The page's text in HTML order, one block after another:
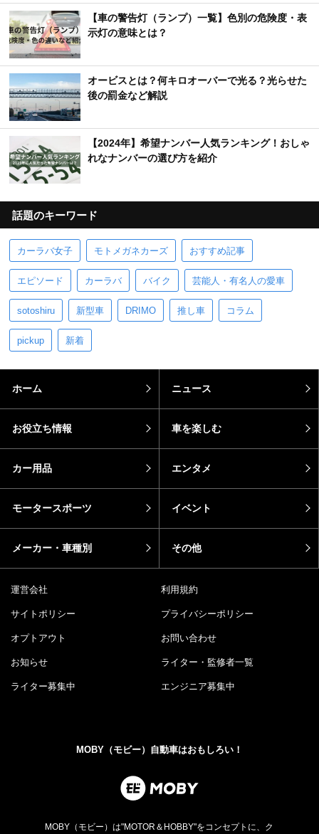
【車の警告灯（ランプ）一覧】色別の危険度・表
示灯の意味とは？
オービスとは？何キロオーバーで光る？光らせた
後の罰金など解説
【2024年】希望ナンバー人気ランキング！おしゃ
れなナンバーの選び方を紹介
話題のキーワード
カーラバ女子 モトメガネカーズ おすすめ記事
エピソード カーラバ バイク 芸能人・有名人の愛車
sotoshiru 新型車 DRIMO 推し車 コラム
pickup 新着
ホーム ニュース
お役立ち情報 車を楽しむ
カー用品 エンタメ
モータースポーツ イベント
メーカー・車種別 その他
運営会社 利用規約
サイトポリシー プライバシーポリシー
オプトアウト お問い合わせ
お知らせ ライター・監修者一覧
ライター募集中 エンジニア募集中
MOBY（モビー）自動車はおもしろい！
MOBY（モビー）は"MOTOR＆HOBBY"をコンセプトに、ク